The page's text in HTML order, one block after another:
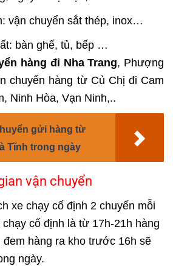
vận chuyển sắt thép, inox…
bàn ghế, tủ, bếp …
hàng đi Nha Trang, Phượng
chuyển hàng từ Củ Chị đi Cam
Ninh Hòa, Vạn Ninh,..
gửi hàng từ
Tĩnh trong ngày
vận chuyển
xe chạy cố định 2 chuyến mỗi
cố định là từ 17h-21h hàng
hàng ra kho trước 16h sẽ
ngày.